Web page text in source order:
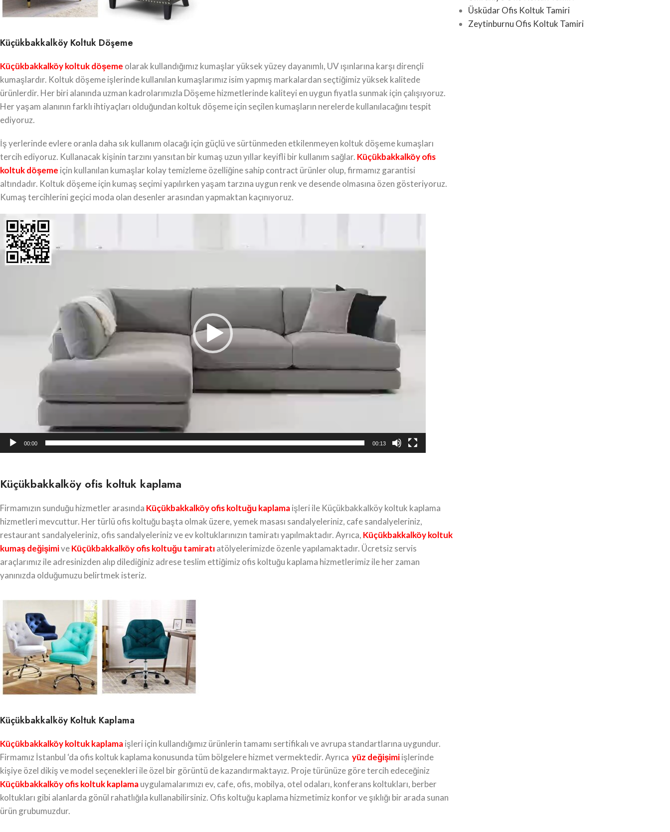
Küçükbakkalköy Koltuk Döşeme
Küçükbakkalköy koltuk döşeme olarak kullandığımız kumaşlar yüksek yüzey dayanımlı, UV ışınlarına karşı dirençli
kumaşlardır. Koltuk döşeme işlerinde kullanılan kumaşlarımız isim yapmış markalardan seçtiğimiz yüksek kalitede
ürünlerdir. Her biri alanında uzman kadrolarımızla Döşeme hizmetlerinde kaliteyi en uygun fiyatla sunmak için çalışıyoruz.
Her yaşam alanının farklı ihtiyaçları olduğundan koltuk döşeme için seçilen kumaşların nerelerde kullanılacağını tespit
ediyoruz.
İş yerlerinde evlere oranla daha sık kullanım olacağı için güçlü ve sürtünmeden etkilenmeyen koltuk döşeme kumaşları
tercih ediyoruz. Kullanacak kişinin tarzını yansıtan bir kumaş uzun yıllar keyifli bir kullanım sağlar. Küçükbakkalköy ofis
koltuk döşeme için kullanılan kumaşlar kolay temizleme özelliğine sahip contract ürünler olup, firmamız garantisi
altındadır. Koltuk döşeme için kumaş seçimi yapılırken yaşam tarzına uygun renk ve desende olmasına özen gösteriyoruz.
Kumaş tercihlerini geçici moda olan desenler arasından yapmaktan kaçınıyoruz.
Video
oynatıcı
00:00 00:13
Küçükbakkalköy ofis koltuk kaplama
Firmamızın sunduğu hizmetler arasında Küçükbakkalköyofis koltuğu kaplamaişleri ile Küçükbakkalköy koltuk kaplama
hizmetleri mevcuttur. Her türlü ofis koltuğu başta olmak üzere, yemek masası sandalyeleriniz, cafe sandalyeleriniz,
restaurant sandalyeleriniz, ofis sandalyeleriniz ve ev koltuklarınızın tamiratı yapılmaktadır. Ayrıca, Küçükbakkalköykoltuk
kumaş değişimiveKüçükbakkalköy ofis koltuğu tamiratıatölyelerimizde özenle yapılamaktadır. Ücretsiz servis
araçlarımız ile adresinizden alıp dilediğiniz adrese teslim ettiğimiz ofis koltuğu kaplama hizmetlerimiz ile her zaman
yanınızda olduğumuzu belirtmek isteriz.
Küçükbakkalköy Koltuk Kaplama
Küçükbakkalköy koltuk kaplamaişleri için kullandığımız ürünlerin tamamı sertifikalı ve avrupa standartlarına uygundur.
Firmamız İstanbul ‘da ofis koltuk kaplama konusunda tüm bölgelere hizmet vermektedir. Ayrıca yüz değişimiişlerinde
kişiye özel dikiş ve model seçenekleri ile özel bir görüntü de kazandırmaktayız. Proje türünüze göre tercih edeceğiniz
Küçükbakkalköy ofis koltuk kaplamauygulamalarımızı ev, cafe, ofis, mobilya, otel odaları, konferans koltukları, berber
koltukları gibi alanlarda gönül rahatlığıla kullanabilirsiniz. Ofis koltuğu kaplama hizmetimiz konfor ve şıklığı bir arada sunan
ürün grubumuzdur.
Üsküdar Ofis Koltuk Tamiri
Zeytinburnu Ofis Koltuk Tamiri